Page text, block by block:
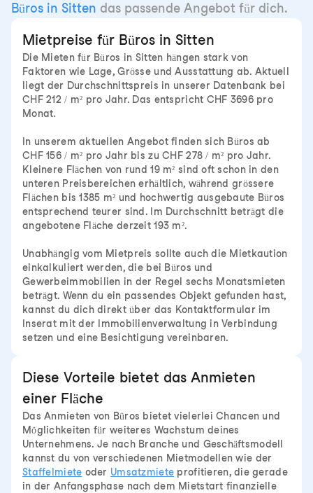
Büros in Sitten das passende Angebot für dich.
Mietpreise für Büros in Sitten
Die Mieten für Büros in Sitten hängen stark von
Faktoren wie Lage, Grösse und Ausstattung ab. Aktuell
liegt der Durchschnittspreis in unserer Datenbank bei
CHF 212 / m² pro Jahr. Das entspricht CHF 3696 pro
Monat.
In unserem aktuellen Angebot finden sich Büros ab
CHF 156 / m² pro Jahr bis zu CHF 278 / m² pro Jahr.
Kleinere Flächen von rund 19 m² sind oft schon in den
unteren Preisbereichen erhältlich, während grössere
Flächen bis 1385 m² und hochwertig ausgebaute Büros
entsprechend teurer sind. Im Durchschnitt beträgt die
angebotene Fläche derzeit 193 m².
Unabhängig vom Mietpreis sollte auch die Mietkaution
einkalkuliert werden, die bei Büros und
Gewerbeimmobilien in der Regel sechs Monatsmieten
beträgt. Wenn du ein passendes Objekt gefunden hast,
kannst du dich direkt über das Kontaktformular im
Inserat mit der Immobilienverwaltung in Verbindung
setzen und eine Besichtigung vereinbaren.
Diese Vorteile bietet das Anmieten
einer Fläche
Das Anmieten von Büros bietet vielerlei Chancen und
Möglichkeiten für weiteres Wachstum deines
Unternehmens. Je nach Branche und Geschäftsmodell
kannst du von verschiedenen Mietmodellen wie der
Staffelmiete oder Umsatzmiete profitieren, die gerade
in der Anfangsphase nach dem Mietstart finanzielle